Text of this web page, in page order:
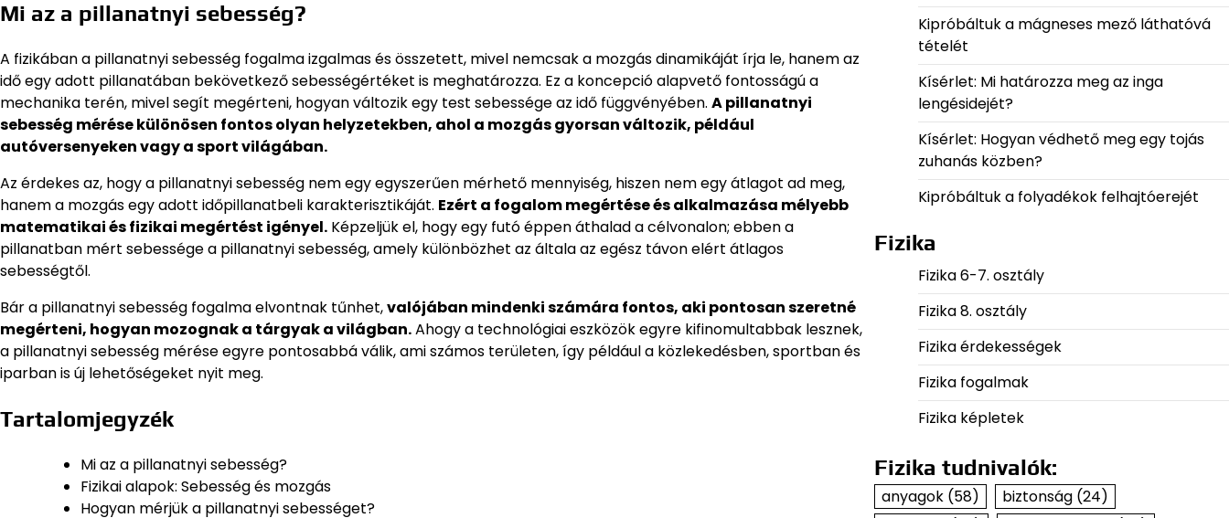
Mi az a pillanatnyi sebesség?
A fizikában a pillanatnyi sebesség fogalma izgalmas és összetett, mivel nemcsak a mozgás dinamikáját írja le, hanem az
idő egy adott pillanatában bekövetkező sebességértéket is meghatározza. Ez a koncepció alapvető fontosságú a
mechanika terén, mivel segít megérteni, hogyan változik egy test sebessége az idő függvényében. A pillanatnyi
sebesség mérése különösen fontos olyan helyzetekben, ahol a mozgás gyorsan változik, például
autóversenyeken vagy a sport világában.
Az érdekes az, hogy a pillanatnyi sebesség nem egy egyszerűen mérhető mennyiség, hiszen nem egy átlagot ad meg,
hanem a mozgás egy adott időpillanatbeli karakterisztikáját. Ezért a fogalom megértése és alkalmazása mélyebb
matematikai és fizikai megértést igényel. Képzeljük el, hogy egy futó éppen áthalad a célvonalon; ebben a
pillanatban mért sebessége a pillanatnyi sebesség, amely különbözhet az általa az egész távon elért átlagos
sebességtől.
Bár a pillanatnyi sebesség fogalma elvontnak tűnhet,valójában mindenki számára fontos, aki pontosan szeretné
megérteni, hogyan mozognak a tárgyak a világban.Ahogy a technológiai eszközök egyre kifinomultabbak lesznek,
a pillanatnyi sebesség mérése egyre pontosabbá válik, ami számos területen, így például a közlekedésben, sportban és
iparban is új lehetőségeket nyit meg.
Tartalomjegyzék
Mi az a pillanatnyi sebesség?
Fizikai alapok: Sebesség és mozgás
Hogyan mérjük a pillanatnyi sebességet?
Kipróbáltuk a mágneses mező láthatóvá
tételét
Kísérlet: Mi határozza meg az inga
lengésidejét?
Kísérlet: Hogyan védhető meg egy tojás
zuhanás közben?
Kipróbáltuk a folyadékok felhajtóerejét
Fizika
Fizika 6-7. osztály
Fizika 8. osztály
Fizika érdekességek
Fizika fogalmak
Fizika képletek
Fizika tudnivalók:
anyagok(58) biztonság(24)